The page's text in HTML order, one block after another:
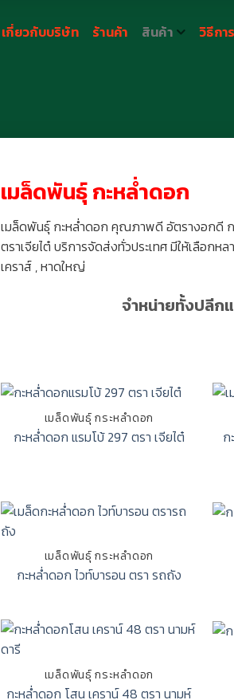
เกี่ยวกับบริษัท ร้านค้า สินค้า วิธีกา
เมล็ดพันธุ์ กะหล่ำดอก
เมล็ดพันธุ์ กะหล่ำดอก คุณภาพดี อัตรางอกดี ก
ตราเจียไต๋ บริการจัดส่งทั่วประเทศ มีให้เลือก
เคราส์ , หาดใหญ่
จำหน่ายทั้งปลีก
เมล็ดพันธุ์ กระหล่ำดอก
กะหล่ำดอก แรมโบ้ 297 ตรา เจียไต๋
ก
เมล็ดพันธุ์ กระหล่ำดอก
กะหล่ำดอก ไวท์บารอน ตรา รถถัง
เมล็ดพันธุ์ กระหล่ำดอก
กะหล่ำดอก โสน เคราน์ 48 ตรา นามห์